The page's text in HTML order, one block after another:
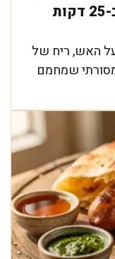
כבד עוף מפנק במחבת: מוכן ב-25 דקות
האש, ריח של
שמחמם